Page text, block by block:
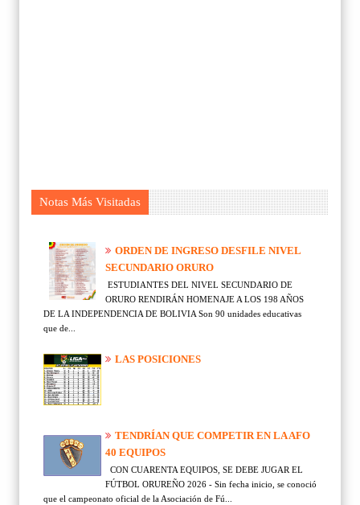
Notas Más Visitadas
ORDEN DE INGRESO DESFILE NIVEL
SECUNDARIO ORURO
ESTUDIANTES DEL NIVEL SECUNDARIO DE
ORURO RENDIRÁN HOMENAJE A LOS 198 AÑOS
DE LA INDEPENDENCIA DE BOLIVIA Son 90 unidades educativas
que de...
LAS POSICIONES
TENDRÍAN QUE COMPETIR EN LA AFO
40 EQUIPOS
CON CUARENTA EQUIPOS, SE DEBE JUGAR EL
FÚTBOL ORUREÑO 2026 - Sin fecha inicio, se conoció
que el campeonato oficial de la Asociación de Fú...